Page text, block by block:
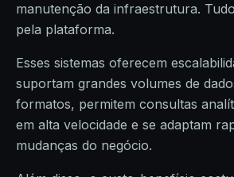
manutenção da infraestrutura.
pela plataforma.
Esses sistemas oferecem
suportam grandes volumes de
formatos, permitem consultas
em alta velocidade e se adaptam
mudanças do negócio.